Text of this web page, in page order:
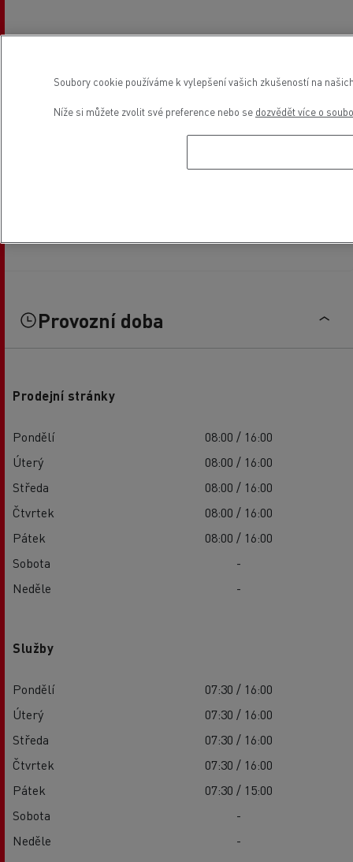
Provozní doba
Prodejní stránky
Pondělí
08:00 / 16:00
Úterý
08:00 / 16:00
Středa
08:00 / 16:00
Čtvrtek
08:00 / 16:00
Pátek
08:00 / 16:00
Sobota
-
Neděle
-
Služby
Pondělí
07:30 / 16:00
Úterý
07:30 / 16:00
Středa
07:30 / 16:00
Čtvrtek
07:30 / 16:00
Pátek
07:30 / 15:00
Sobota
-
Neděle
-
Soubory cookie používáme k vylepšení vašich zkušeností na
Níže si můžete zvolit své preference nebo se dozvědět více o